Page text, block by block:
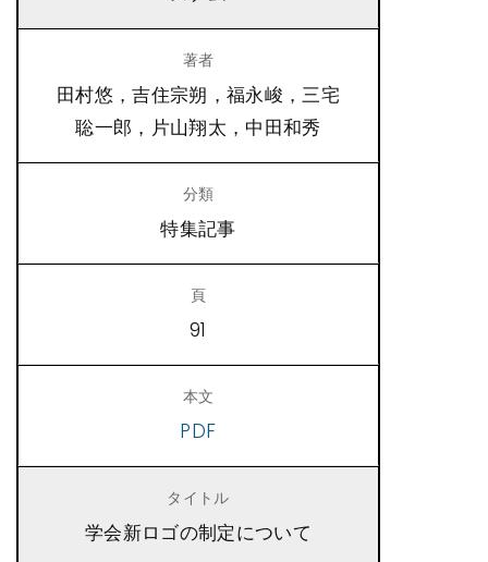
田村悠，吉住宗朔，福永峻，三宅
聡一郎，片山翔太，中田和秀
特集記事
91
PDF
学会新ロゴの制定について